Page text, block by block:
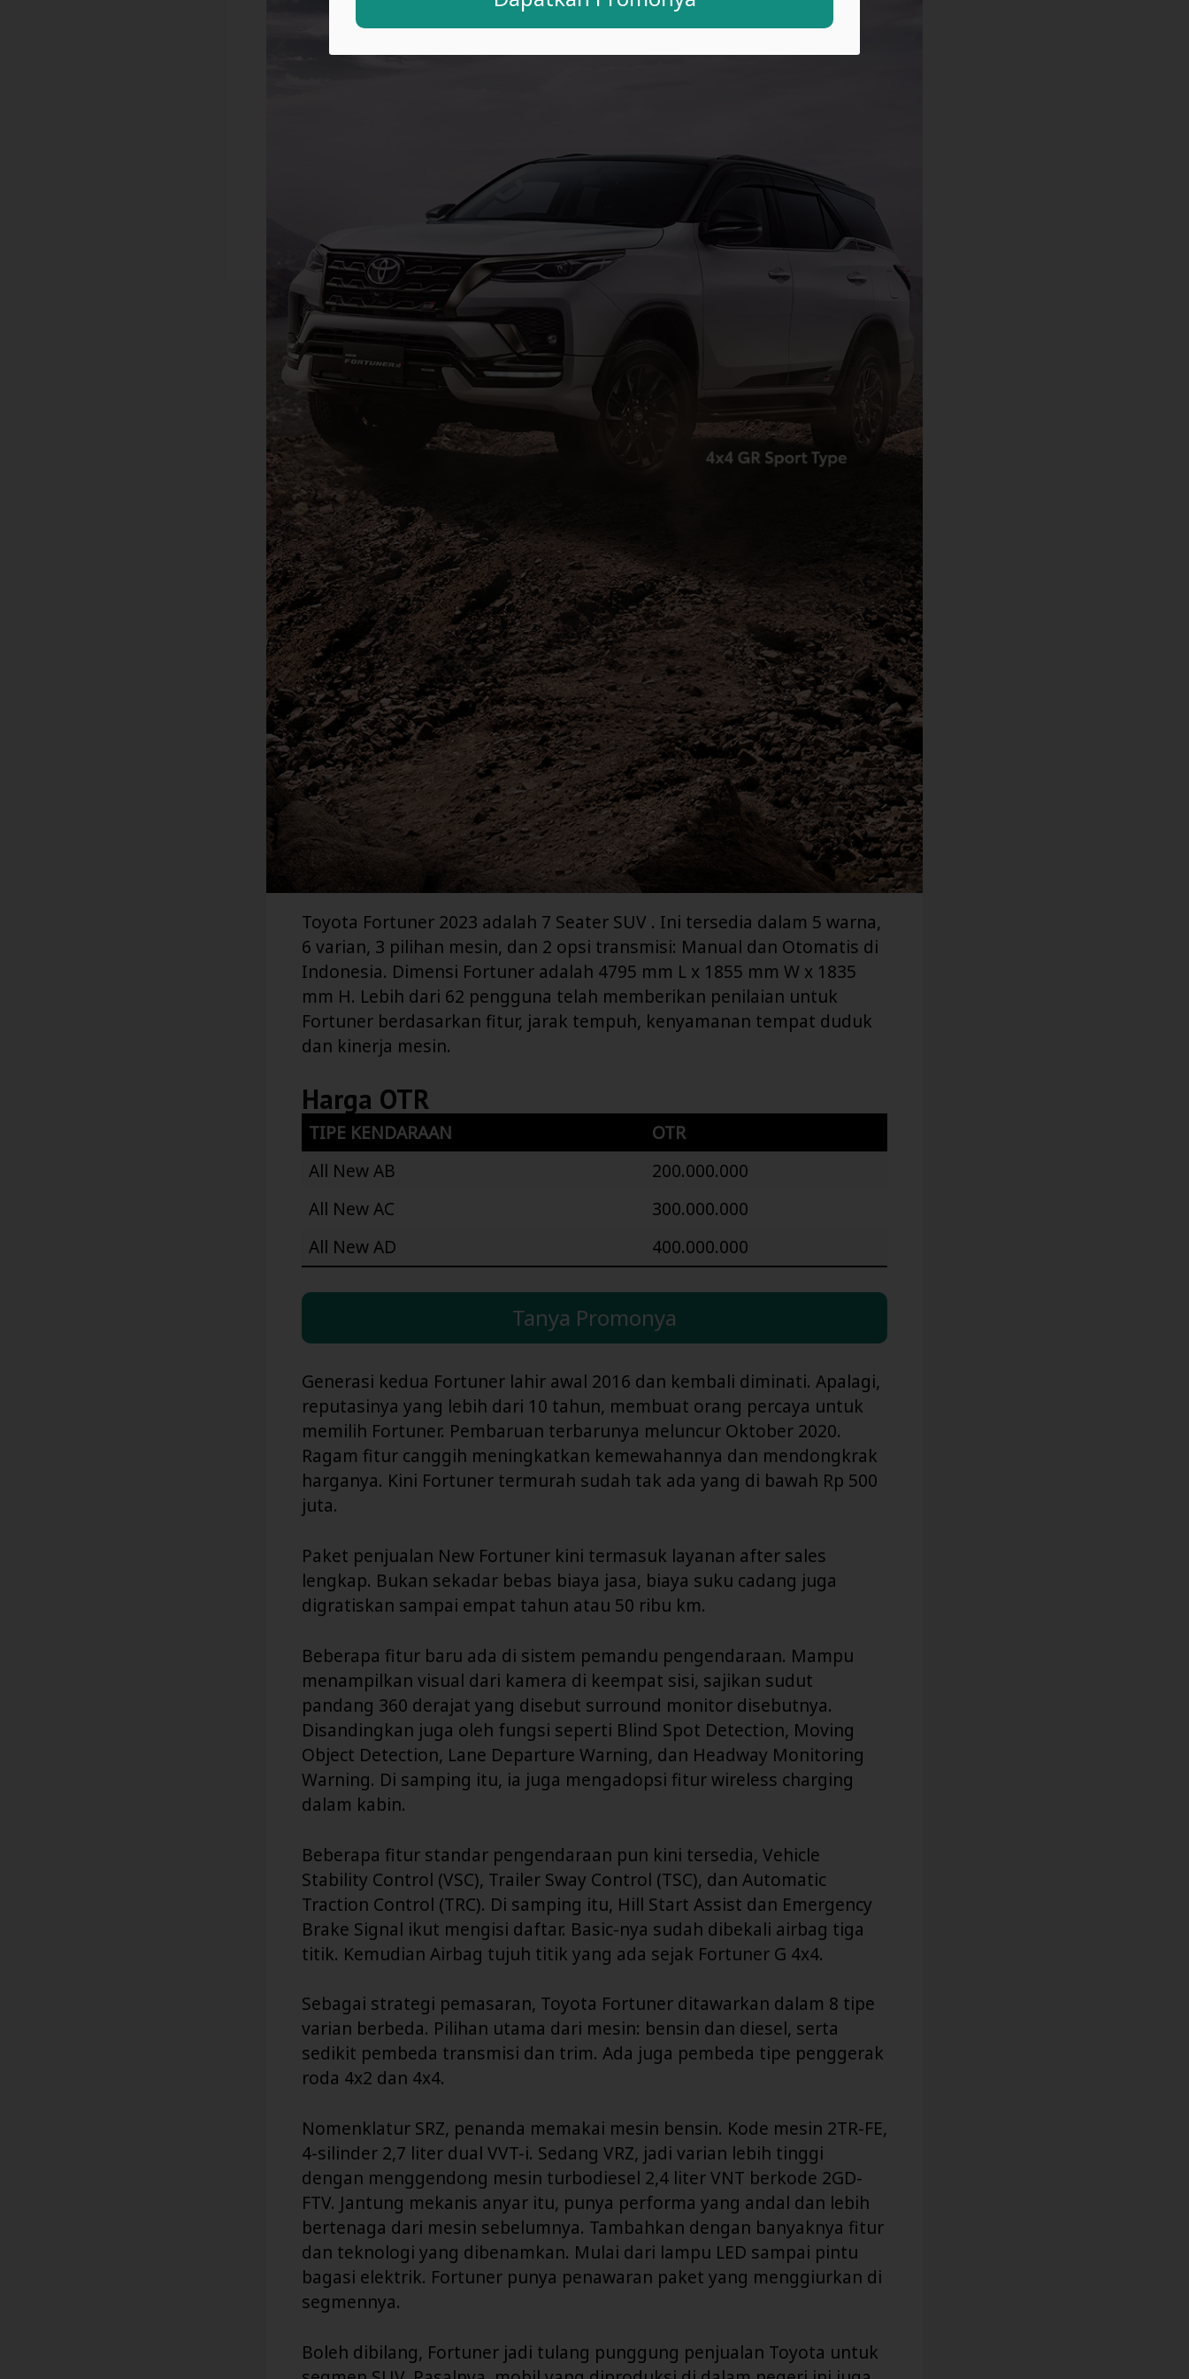
Toyota Fortuner 2023 adalah 7 Seater SUV . Ini tersedia dalam 5 warna,
6 varian, 3 pilihan mesin, dan 2 opsi transmisi: Manual dan Otomatis di
Indonesia. Dimensi Fortuner adalah 4795 mm L x 1855 mm W x 1835
mm H. Lebih dari 62 pengguna telah memberikan penilaian untuk
Fortuner berdasarkan fitur, jarak tempuh, kenyamanan tempat duduk
dan kinerja mesin.
Harga OTR
TIPE KENDARAAN
OTR
All New AB
200.000.000
All New AC
300.000.000
All New AD
400.000.000
Tanya Promonya
Generasi kedua Fortuner lahir awal 2016 dan kembali diminati. Apalagi,
reputasinya yang lebih dari 10 tahun, membuat orang percaya untuk
memilih Fortuner. Pembaruan terbarunya meluncur Oktober 2020.
Ragam fitur canggih meningkatkan kemewahannya dan mendongkrak
harganya. Kini Fortuner termurah sudah tak ada yang di bawah Rp 500
juta.
Paket penjualan New Fortuner kini termasuk layanan after sales
lengkap. Bukan sekadar bebas biaya jasa, biaya suku cadang juga
digratiskan sampai empat tahun atau 50 ribu km.
Beberapa fitur baru ada di sistem pemandu pengendaraan. Mampu
menampilkan visual dari kamera di keempat sisi, sajikan sudut
pandang 360 derajat yang disebut surround monitor disebutnya.
Disandingkan juga oleh fungsi seperti Blind Spot Detection, Moving
Object Detection, Lane Departure Warning, dan Headway Monitoring
Warning. Di samping itu, ia juga mengadopsi fitur wireless charging
dalam kabin.
Beberapa fitur standar pengendaraan pun kini tersedia, Vehicle
Stability Control (VSC), Trailer Sway Control (TSC), dan Automatic
Traction Control (TRC). Di samping itu, Hill Start Assist dan Emergency
Brake Signal ikut mengisi daftar. Basic-nya sudah dibekali airbag tiga
titik. Kemudian Airbag tujuh titik yang ada sejak Fortuner G 4x4.
Sebagai strategi pemasaran, Toyota Fortuner ditawarkan dalam 8 tipe
varian berbeda. Pilihan utama dari mesin: bensin dan diesel, serta
sedikit pembeda transmisi dan trim. Ada juga pembeda tipe penggerak
roda 4x2 dan 4x4.
Nomenklatur SRZ, penanda memakai mesin bensin. Kode mesin 2TR-FE,
4-silinder 2,7 liter dual VVT-i. Sedang VRZ, jadi varian lebih tinggi
dengan menggendong mesin turbodiesel 2,4 liter VNT berkode 2GD-
FTV. Jantung mekanis anyar itu, punya performa yang andal dan lebih
bertenaga dari mesin sebelumnya. Tambahkan dengan banyaknya fitur
dan teknologi yang dibenamkan. Mulai dari lampu LED sampai pintu
bagasi elektrik. Fortuner punya penawaran paket yang menggiurkan di
segmennya.
Boleh dibilang, Fortuner jadi tulang punggung penjualan Toyota untuk